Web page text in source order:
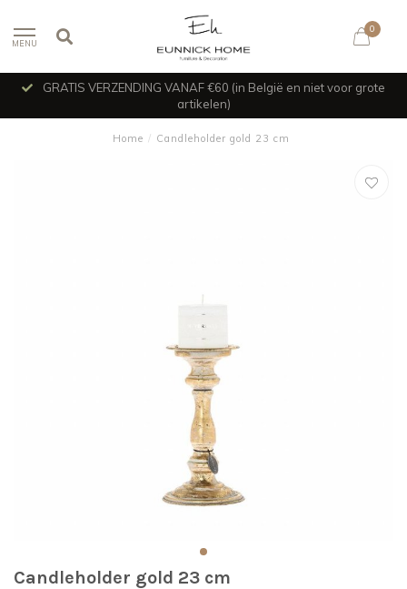
MENU
0
GRATIS VERZENDING VANAF €60 (in België en niet voor grote
artikelen)
Home / Candleholder gold 23 cm
Candleholder gold 23 cm